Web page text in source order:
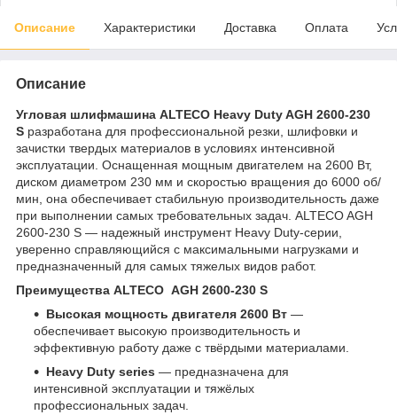
Описание Характеристики Доставка Оплата
Описание
Угловая шлифмашина ALTECO Heavy Duty AGH 2600-230
S разработана для профессиональной резки, шлифовки и
зачистки твердых материалов в условиях интенсивной
эксплуатации. Оснащенная мощным двигателем на 2600 Вт,
диском диаметром 230 мм и скоростью вращения до 6000 об/
мин, она обеспечивает стабильную производительность даже
при выполнении самых требовательных задач. ALTECO AGH
2600-230 S — надежный инструмент Heavy Duty-серии,
уверенно справляющийся с максимальными нагрузками и
предназначенный для самых тяжелых видов работ.
Преимущества ALTECO AGH 2600-230 S
Высокая мощность двигателя 2600 Вт —
обеспечивает высокую производительность и
эффективную работу даже с твёрдыми материалами.
Heavy Duty series — предназначена для
интенсивной эксплуатации и тяжёлых
профессиональных задач.